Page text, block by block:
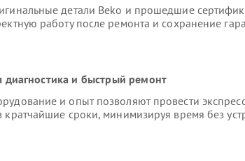
детали Beko и прошедшие
работу после ремонта и сохранение
диагностика и быстрый ремонт
и опыт позволяют провести
кратчайшие сроки, минимизируя время без